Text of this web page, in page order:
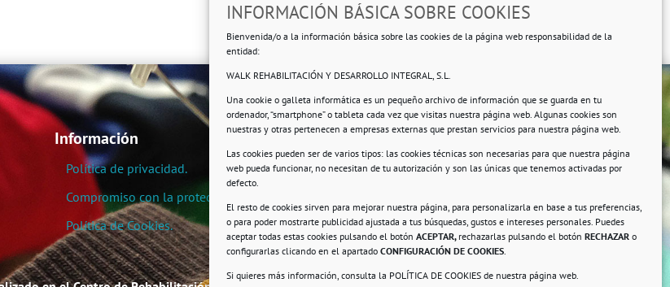
INFORMACIÓN BÁSICA SOBRE COOKIES
Bienvenida/o a la información básica sobre las cookies de la página web responsabilidad de la
entidad:
WALK REHABILITACIÓN Y DESARROLLO INTEGRAL, S.L.
Una cookie o galleta informática es un pequeño archivo de información que se guarda en tu
ordenador, “smartphone” o tableta cada vez que visitas nuestra página web. Algunas cookies son
nuestras y otras pertenecen a empresas externas que prestan servicios para nuestra página web.
Las cookies pueden ser de varios tipos: las cookies técnicas son necesarias para que nuestra página
web pueda funcionar, no necesitan de tu autorización y son las únicas que tenemos activadas por
defecto.
El resto de cookies sirven para mejorar nuestra página, para personalizarla en base a tus preferencias,
o para poder mostrarte publicidad ajustada a tus búsquedas, gustos e intereses personales. Puedes
aceptar todas estas cookies pulsando el botón ACEPTAR, rechazarlas pulsando el botón RECHAZAR o
configurarlas clicando en el apartado CONFIGURACIÓN DE COOKIES.
Si quieres más información, consulta la POLÍTICA DE COOKIES de nuestra página web.
Información
Política de privacidad.
Compromiso con la protección de datos personales.
Política de Cookies.